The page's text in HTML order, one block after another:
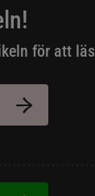
för att